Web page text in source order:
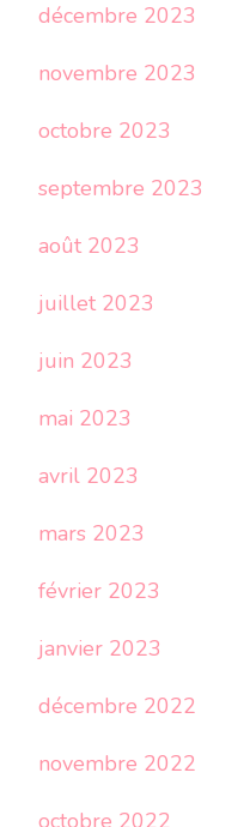
décembre 2023
novembre 2023
octobre 2023
septembre 2023
août 2023
juillet 2023
juin 2023
mai 2023
avril 2023
mars 2023
février 2023
janvier 2023
décembre 2022
novembre 2022
octobre 2022